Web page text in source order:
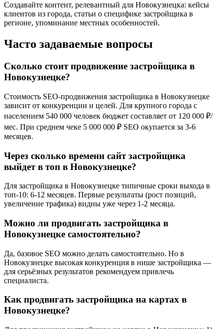
Создавайте контент, релевантный для Новокузнецка: кейсы
клиентов из города, статьи о специфике застройщика в
регионе, упоминание местных особенностей.
Часто задаваемые вопросы
Сколько стоит продвижение застройщика в
Новокузнецке?
Стоимость SEO-продвижения застройщика в Новокузнецке
зависит от конкуренции и целей. Для крупного города с
населением 540 000 человек бюджет составляет от 120 000 ₽/
мес. При среднем чеке 5 000 000 ₽ SEO окупается за 3-6
месяцев.
Через сколько времени сайт застройщика
выйдет в топ в Новокузнецке?
Для застройщика в Новокузнецке типичные сроки выхода в
топ-10: 6-12 месяцев. Первые результаты (рост позиций,
увеличение трафика) видны уже через 1-2 месяца.
Можно ли продвигать застройщика в
Новокузнецке самостоятельно?
Да, базовое SEO можно делать самостоятельно. Но в
Новокузнецке высокая конкуренция в нише застройщика —
для серьёзных результатов рекомендуем привлечь
специалиста.
Как продвигать застройщика на картах в
Новокузнецке?